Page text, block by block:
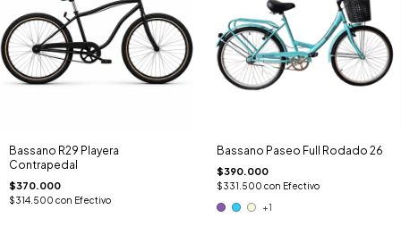
Bassano R29 Playera
Contrapedal
$370.000
$314.500 con Efectivo
Bassano Paseo Full Rodado 26
$390.000
$331.500 con Efectivo
+1